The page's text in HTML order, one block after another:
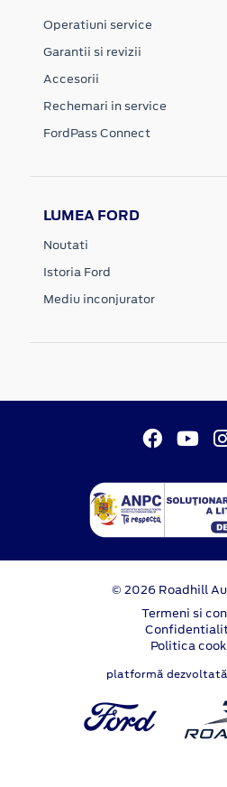
Operatiuni service
Garantii si revizii
Accesorii
Rechemari in service
FordPass Connect
LUMEA FORD
Noutati
Istoria Ford
Mediu inconjurator
© 2026 Roadhill
Termeni si
Politica
platformă